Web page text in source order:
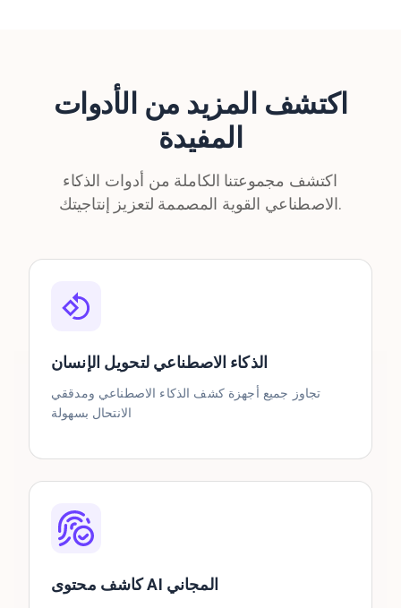
اكتشف المزيد من الأدوات
المفيدة
اكتشف مجموعتنا الكاملة من أدوات الذكاء
الاصطناعي القوية المصممة لتعزيز إنتاجيتك.
الذكاء الاصطناعي لتحويل الإنسان
تجاوز جميع أجهزة كشف الذكاء الاصطناعي ومدققي
الانتحال بسهولة
كاشف محتوى AI المجاني